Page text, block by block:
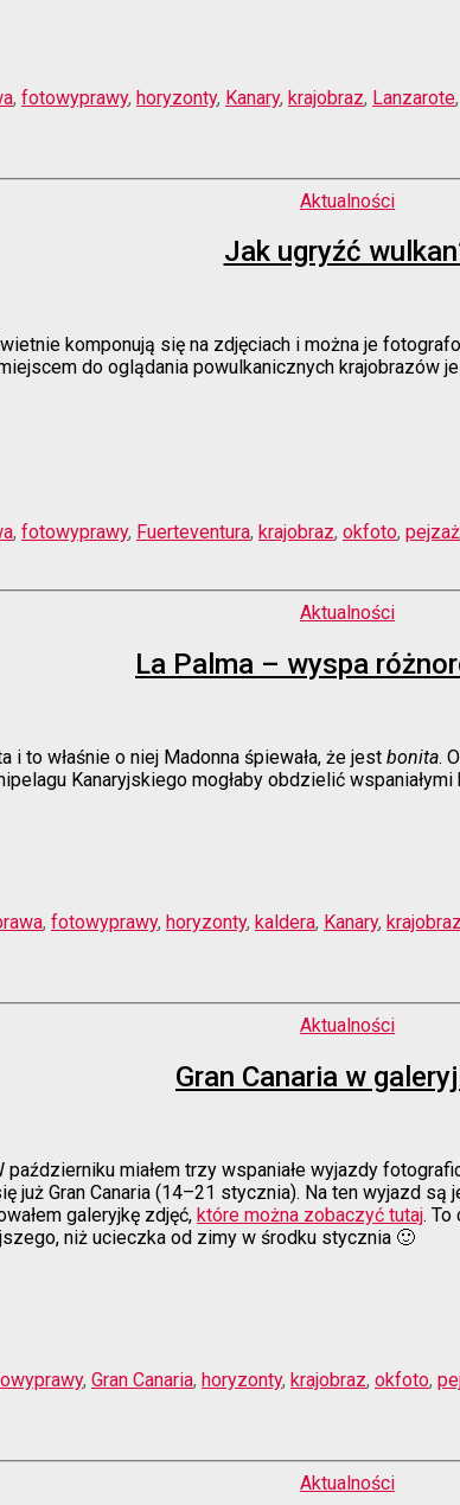
, fotowyprawy, horyzonty, Kanary, krajobraz, Lanzarote,
Kategorie
Aktualności
Jak ugryźć
komponują się na zdjęciach i można je
do oglądania powulkanicznych krajobrazów
, fotowyprawy, Fuerteventura, krajobraz, okfoto, pejzaż
Kategorie
Aktualności
La Palma – wyspa
to właśnie o niej Madonna śpiewała, że jest bonita.
Kanaryjskiego mogłaby obdzielić
, fotowyprawy, horyzonty, kaldera, Kanary, krajobraz
Kategorie
Aktualności
Gran Canaria w
październiku miałem trzy wspaniałe wyjazdy
już Gran Canaria (14–21 stycznia). Na ten wyjazd
galeryjkę zdjęć, które można zobaczyć tutaj. To
niż ucieczka od zimy w środku stycznia 🙂
, Gran Canaria, horyzonty, krajobraz, okfoto,
Kategorie
Aktualności